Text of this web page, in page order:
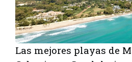
Las mejores playas de